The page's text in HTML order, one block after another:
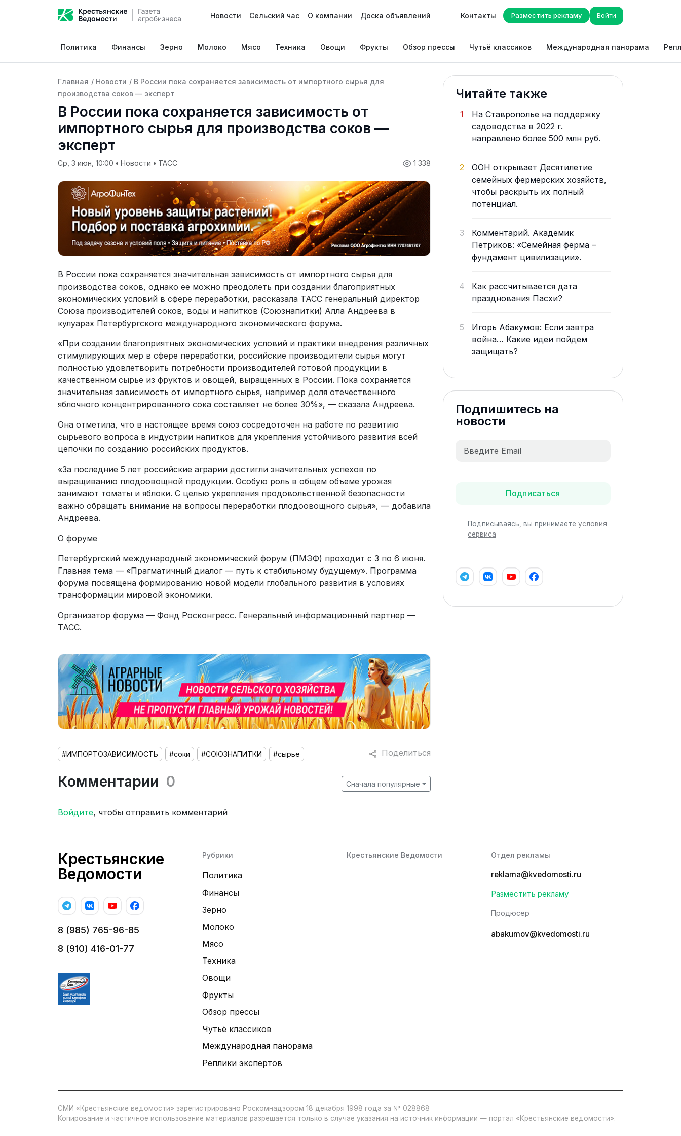
Новости Сельский час О компании Доска объявлений Контакты Разместить рекламу Войти
Политика Финансы Зерно Молоко Мясо Техника Овощи Фрукты Обзор прессы Чутьё классиков Международная панорама
Главная / Новости / В России пока сохраняется зависимость от импортного сырья для
производства соков — эксперт
В России пока сохраняется зависимость от
импортного сырья для производства соков —
эксперт
1 338
Ср, 3 июн, 10:00 • Новости • ТАСС
В России пока сохраняется значительная зависимость от импортного сырья для
производства соков, однако ее можно преодолеть при создании благоприятных
экономических условий в сфере переработки, рассказала ТАСС генеральный директор
Союза производителей соков, воды и напитков (Союзнапитки) Алла Андреева в
кулуарах Петербургского международного экономического форума.
«При создании благоприятных экономических условий и практики внедрения различных
стимулирующих мер в сфере переработки, российские производители сырья могут
полностью удовлетворить потребности производителей готовой продукции в
качественном сырье из фруктов и овощей, выращенных в России. Пока сохраняется
значительная зависимость от импортного сырья, например доля отечественного
яблочного концентрированного сока составляет не более 30%», — сказала Андреева.
Она отметила, что в настоящее время союз сосредоточен на работе по развитию
сырьевого вопроса в индустрии напитков для укрепления устойчивого развития всей
цепочки по созданию российских продуктов.
«За последние 5 лет российские аграрии достигли значительных успехов по
выращиванию плодоовощной продукции. Особую роль в общем объеме урожая
занимают томаты и яблоки. С целью укрепления продовольственной безопасности
важно обращать внимание на вопросы переработки плодоовощного сырья», — добавила
Андреева.
О форуме
Петербургский международный экономический форум (ПМЭФ) проходит с 3 по 6 июня.
Главная тема — «Прагматичный диалог — путь к стабильному будущему». Программа
форума посвящена формированию новой модели глобального развития в условиях
трансформации мировой экономики.
Организатор форума — Фонд Росконгресс. Генеральный информационный партнер —
ТАСС.
Поделиться
#ИМПОРТОЗАВИСИМОСТЬ #соки #СОЮЗНАПИТКИ #сырье
Комментарии 0 Сначала популярные
Войдите, чтобы отправить комментарий
Читайте также
1
На Ставрополье на поддержку
садоводства в 2022 г.
направлено более 500 млн руб.
2
ООН открывает Десятилетие
семейных фермерских хозяйств,
чтобы раскрыть их полный
потенциал.
3
Комментарий. Академик
Петриков: «Семейная ферма –
фундамент цивилизации».
4
Как рассчитывается дата
празднования Пасхи?
5
Игорь Абакумов: Если завтра
война… Какие идеи пойдем
защищать?
Подпишитесь на
новости
Подписаться
Подписываясь, вы принимаете условия
сервиса
Крестьянские
Ведомости
8 (985) 765-96-85
8 (910) 416-01-77
Рубрики
Политика
Финансы
Зерно
Молоко
Мясо
Техника
Овощи
Фрукты
Обзор прессы
Чутьё классиков
Международная панорама
Реплики экспертов
Крестьянские Ведомости Отдел рекламы
reklama@kvedomosti.ru
Разместить рекламу
Продюсер
abakumov@kvedomosti.ru
СМИ «Крестьянские ведомости» зарегистрировано Роскомнадзором 18 декабря 1998 года за № 028868
Копирование и частичное использование материалов разрешается только в случае указания на источник информации — портал «Крестьянские ведомости».